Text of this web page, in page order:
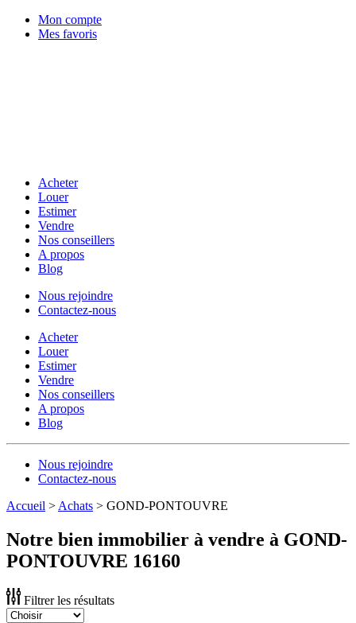
Mon compte
Mes favoris
Acheter
Louer
Estimer
Vendre
Nos conseillers
A propos
Blog
Nous rejoindre
Contactez-nous
Acheter
Louer
Estimer
Vendre
Nos conseillers
A propos
Blog
Nous rejoindre
Contactez-nous
Accueil > Achats > GOND-PONTOUVRE
Notre bien immobilier à vendre à GOND-
PONTOUVRE 16160
Filtrer les résultats